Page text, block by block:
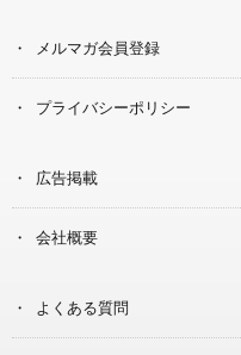
メルマガ会員登録
プライバシーポリシー
広告掲載
会社概要
よくある質問